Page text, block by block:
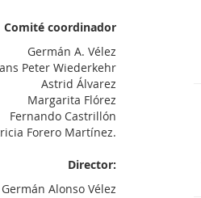
Comité coordinador
Germán A. Vélez
Peter Wiederkehr
Astrid Álvarez
Margarita Flórez
Fernando Castrillón
Forero Martínez.
Director:
Germán Alonso Vélez